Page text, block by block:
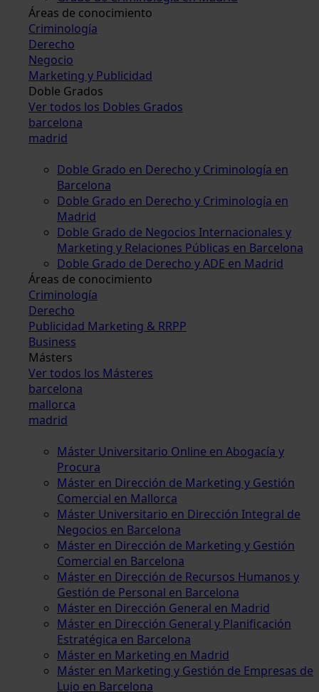
Áreas de conocimiento
Criminología
Derecho
Negocio
Marketing y Publicidad
Doble Grados
Ver todos los Dobles Grados
barcelona
madrid
Doble Grado en Derecho y Criminología en
Barcelona
Doble Grado en Derecho y Criminología en
Madrid
Doble Grado de Negocios Internacionales y
Marketing y Relaciones Públicas en Barcelona
Doble Grado de Derecho y ADE en Madrid
Áreas de conocimiento
Criminología
Derecho
Publicidad Marketing & RRPP
Business
Másters
Ver todos los Másteres
barcelona
mallorca
madrid
Máster Universitario Online en Abogacía y
Procura
Máster en Dirección de Marketing y Gestión
Comercial en Mallorca
Máster Universitario en Dirección Integral de
Negocios en Barcelona
Máster en Dirección de Marketing y Gestión
Comercial en Barcelona
Máster en Dirección de Recursos Humanos y
Gestión de Personal en Barcelona
Máster en Dirección General en Madrid
Máster en Dirección General y Planificación
Estratégica en Barcelona
Máster en Marketing en Madrid
Máster en Marketing y Gestión de Empresas de
Lujo en Barcelona